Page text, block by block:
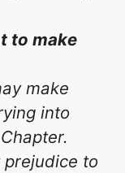
to make
make
into
to